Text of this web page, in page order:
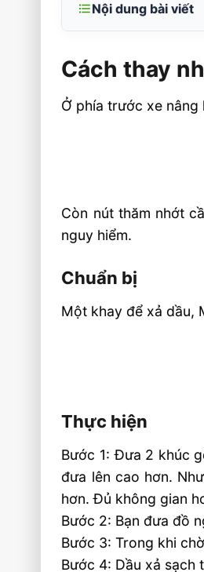
Nội dung bài viết
Chuẩn bị
Thực hiện
Video xe
Cách thay
Ở phía trước xe
Còn nút thăm nhớt
nguy hiểm.
Chuẩn bị
Một khay để xả dầu,
Thực hiện
Bước 1: Đưa 2 khúc
đưa lên cao hơn.
hơn. Đủ không gian
Bước 2: Bạn đưa đồ
Bước 3: Trong khi
Bước 4: Dầu xả sạch